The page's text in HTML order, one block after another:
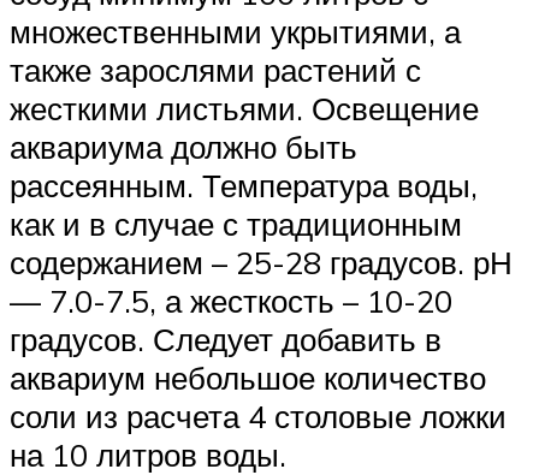
множественными укрытиями, а
также зарослями растений с
жесткими листьями. Освещение
аквариума должно быть
рассеянным. Температура воды,
как и в случае с традиционным
содержанием – 25-28 градусов. рН
— 7.0-7.5, а жесткость – 10-20
градусов. Следует добавить в
аквариум небольшое количество
соли из расчета 4 столовые ложки
на 10 литров воды.